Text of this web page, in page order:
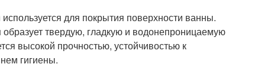
для покрытия поверхности ванны.
твердую, гладкую и водонепроницаемую
высокой прочностью, устойчивостью к
гигиены.